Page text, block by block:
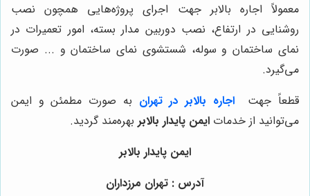
معمولاً اجاره بالابر جهت اجرای پروژه‌هایی همچون نصب
روشنایی در ارتفاع، نصب دوربین مدار بسته، امور تعمیرات در
نمای ساختمان و سوله، شستشوی نمای ساختمان و ... صورت
می‌گیرد.
قطعاً جهت
اجاره بالابر در تهران به صورت مطمئن و ایمن
می‌توانید از خدمات ایمن پایدار بالابر بهره‌مند گردید.
ایمن پایدار بالابر
آدرس : تهران مرزداران